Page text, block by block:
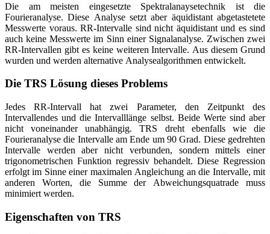
Die am meisten eingesetzte Spektralanaysetechnik ist die
Fourieranalyse. Diese Analyse setzt aber äquidistant abgetastetete
Messwerte voraus. RR-Intervalle sind nicht äquidistant und es sind
auch keine Messwerte im Sinn einer Signalanalyse. Zwischen zwei
RR-Intervallen gibt es keine weiteren Intervalle. Aus diesem Grund
wurden und werden alternative Analysealgorithmen entwickelt.
Die TRS Lösung dieses Problems
Jedes RR-Intervall hat zwei Parameter, den Zeitpunkt des
Intervallendes und die Intervalllänge selbst. Beide Werte sind aber
nicht voneinander unabhängig. TRS dreht ebenfalls wie die
Fourieranalyse die Intervalle am Ende um 90 Grad. Diese gedrehten
Intervalle werden aber nicht verbunden, sondern mittels einer
trigonometrischen Funktion regressiv behandelt. Diese Regression
erfolgt im Sinne einer maximalen Angleichung an die Intervalle, mit
anderen Worten, die Summe der Abweichungsquatrade muss
minimiert werden.
Eigenschaften von TRS